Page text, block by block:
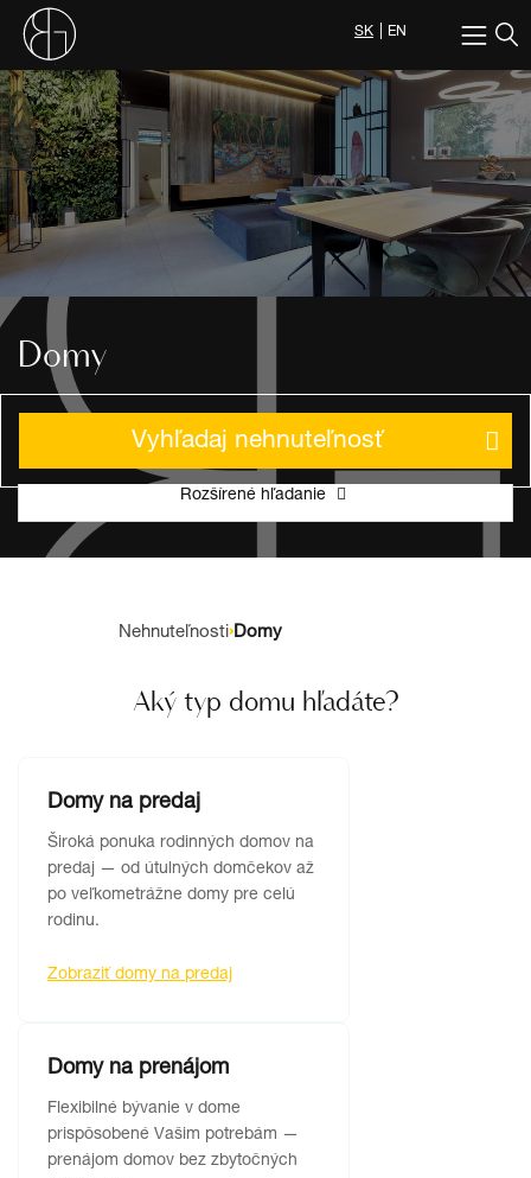
SK EN
Domy
Vyhľadaj nehnuteľnosť
Rozšírené hľadanie
Nehnuteľnosti›Domy
Aký typ domu hľadáte?
Domy na predaj
Široká ponuka rodinných domov na
predaj — od útulných domčekov až
po veľkometrážne domy pre celú
rodinu.
Zobraziť domy na predaj
Domy na prenájom
Flexibilné bývanie v dome
prispôsobené Vašim potrebám —
prenájom domov bez zbytočných